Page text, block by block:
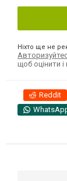
Ніхто ще не
щоб оцінити
Reddit